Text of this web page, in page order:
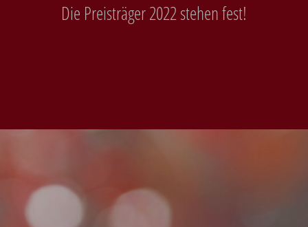
Die Preisträger 2022 stehen fest!